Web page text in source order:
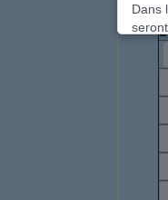
Dans
Vos
Ce